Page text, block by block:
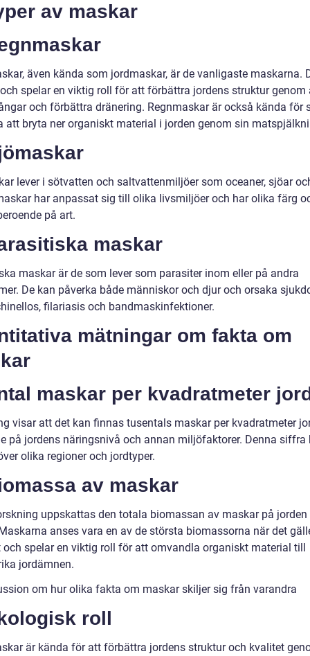
av maskar
även kända som jordmaskar, är de vanligaste maskarna.
spelar en viktig roll för att förbättra jordens struktur genom
och förbättra dränering. Regnmaskar är också kända för
att bryta ner organiskt material i jorden genom sin
lever i sötvatten och saltvattenmiljöer som oceaner, sjöar
har anpassat sig till olika livsmiljöer och har olika färg
på art.
maskar
maskar är de som lever som parasiter inom eller på andra
De kan påverka både människor och djur och orsaka
filariasis och bandmaskinfektioner.
mätningar om fakta om
maskar per kvadratmeter
visar att det kan finnas tusentals maskar per kvadratmeter
på jordens näringsnivå och annan miljöfaktorer. Denna siffra
olika regioner och jordtyper.
av maskar
uppskattas den totala biomassan av maskar på jorden
anses vara en av de största biomassorna när det
och spelar en viktig roll för att omvandla organiskt material till
jordämnen.
om hur olika fakta om maskar skiljer sig från varandra
roll
är kända för att förbättra jordens struktur och kvalitet